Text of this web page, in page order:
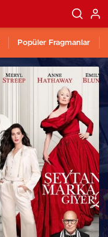
Popüler Fragmanlar